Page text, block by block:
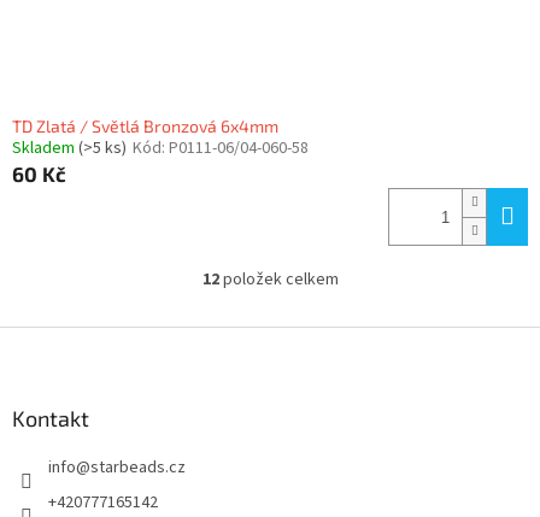
TD Zlatá / Světlá Bronzová 6x4mm
Skladem (>5 ks) Kód: P0111-06/04-060-58
60 Kč
O
l
12položek celkem
Kontakt
info@starbeads.cz
+420777165142